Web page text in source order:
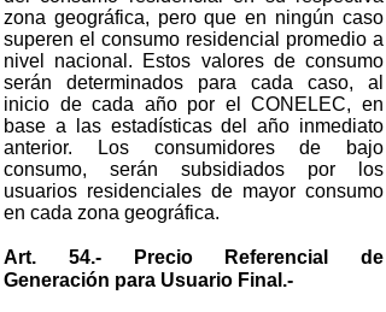
zona geográfica, pero que en ningún caso
superen el consumo residencial promedio a
nivel nacional. Estos valores de consumo
serán determinados para cada caso, al
inicio de cada año por el CONELEC, en
base a las estadísticas del año inmediato
anterior. Los consumidores de bajo
consumo, serán subsidiados por los
usuarios residenciales de mayor consumo
en cada zona geográfica.
Art. 54.- Precio Referencial de
Generación para Usuario Final.-